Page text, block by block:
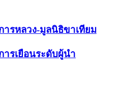
ารหลวง-มูลนิธิขาเทียม
รเยือนระดับผู้นำ